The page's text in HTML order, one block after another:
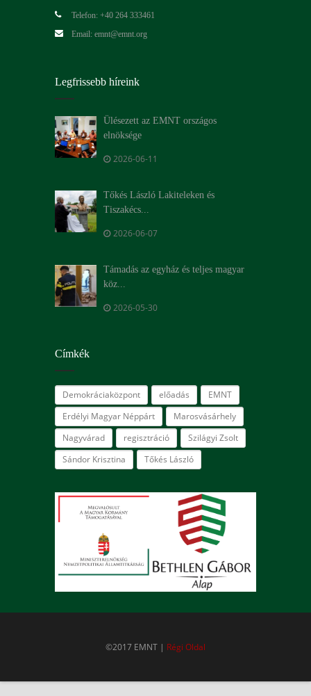
Telefon: +40 264 333461
Email: emnt@emnt.org
Legfrissebb híreink
Ülésezett az EMNT országos
elnöksége
2026-06-11
Tőkés László Lakiteleken és
Tiszakécs...
2026-06-07
Támadás az egyház és teljes magyar
köz...
2026-05-30
Címkék
Demokráciaközpont előadás
EMNT
Erdélyi Magyar Néppárt
Marosvásárhely
Nagyvárad
regisztráció
Szilágyi Zsolt
Sándor Krisztina
Tőkés László
©2017 EMNT | Régi Oldal